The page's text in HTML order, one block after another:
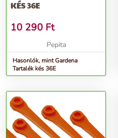
KÉS 36E
10 290 Ft
Pepita
Hasonlók, mint Gardena
Tartalék kés 36E